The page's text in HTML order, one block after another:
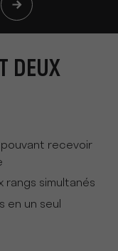
DEUX
pouvant recevoir
rangs simultanés
en un seul